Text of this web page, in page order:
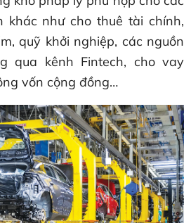
khác như cho thuê tài chính,
quỹ khởi nghiệp, các nguồn
qua kênh Fintech, cho vay
vốn cộng đồng…